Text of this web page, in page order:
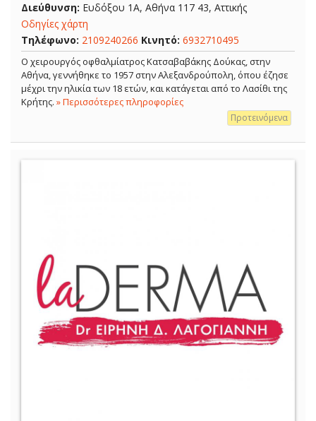
Διεύθυνση: Ευδόξου 1Α, Αθήνα 117 43, Αττικής
Οδηγίες χάρτη
Τηλέφωνο: 2109240266 Κινητό: 6932710495
Ο χειρουργός οφθαλμίατρος Κατσαβαβάκης Δούκας, στην
Αθήνα, γεννήθηκε το 1957 στην Αλεξανδρούπολη, όπου έζησε
μέχρι την ηλικία των 18 ετών, και κατάγεται από το Λασίθι της
Κρήτης. » Περισσότερες πληροφορίες
Προτεινόμενα